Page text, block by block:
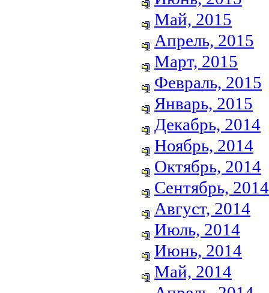
Май, 2015
Апрель, 2015
Март, 2015
Февраль, 2015
Январь, 2015
Декабрь, 2014
Ноябрь, 2014
Октябрь, 2014
Сентябрь, 2014
Август, 2014
Июль, 2014
Июнь, 2014
Май, 2014